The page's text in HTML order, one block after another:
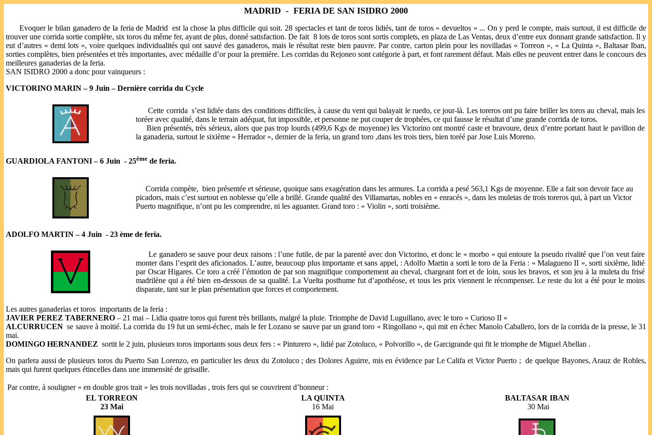
MADRID - FERIA DE SAN ISIDRO 2000
Evoquer le bilan ganadero de la feria de Madrid est la chose la plus difficile qui soit. 28 spectacles et tant de toros lidiés, tant de toros « devueltos » ... On y perd le compte, mais surtout, il est difficile de
trouver une corrida sortie complète, six toros du même fer, ayant de plus, donné satisfaction. De fait 8 lots de toros sont sortis complets, en plaza de Las Ventas, deux d’entre eux donnant grande satisfaction. Il y
eut d’autres « demi lots », voire quelques individualités qui ont sauvé des ganaderos, mais le résultat reste bien pauvre. Par contre, carton plein pour les novilladas « Torreon », « La Quinta », Baltasar Iban,
sorties complètes, bien présentées et très importantes, avec médaille d’or pour la première. Les corridas du Rejoneo sont catégorie à part, et font rarement défaut. Mais elles ne peuvent entrer dans le concours des
meilleures ganaderias de la feria.
SAN ISIDRO 2000 a donc pour vainqueurs :
VICTORINO MARIN – 9 Juin – Dernière corrida du Cycle
Cette corrida s’est lidiée dans des conditions difficiles, à cause du vent qui balayait le ruedo, ce jour-là. Les toreros ont pu faire briller les toros au cheval, mais les
toréer avec qualité, dans le terrain adéquat, fut impossible, et personne ne put couper de trophées, ce qui fausse le résultat d’une grande corrida de toros.
Bien présentés, très sérieux, alors que pas trop lourds (499,6 Kgs de moyenne) les Victorino ont montré caste et bravoure, deux d’entre portant haut le pavillon de
la ganaderia, surtout le sixième « Herrador », dernier de la feria, un grand toro ,dans les trois tiers, bien toréé par Jose Luis Moreno.
GUARDIOLA FANTONI – 6 Juin - 25ème de feria.
Corrida compète, bien présentée et sérieuse, quoique sans exagération dans les armures. La corrida a pesé 563,1 Kgs de moyenne. Elle a fait son devoir face au
picadors, mais c’est surtout en noblesse qu’elle a brillé. Grande qualité des Villamartas, nobles en « enracés », dans les muletas de trois toreros qui, à part un Victor
Puerto magnifique, n’ont pu les comprendre, ni les aguanter. Grand toro : « Violin », sorti troisième.
ADOLFO MARTIN – 4 Juin - 23 ème de feria.
Le ganadero se sauve pour deux raisons : l’une futile, de par la parenté avec don Victorino, et donc le « morbo » qui entoure la pseudo rivalité que l’on veut faire
monter dans l’esprit des aficionados. L’autre, beaucoup plus importante et sans appel, : Adolfo Martin a sorti le toro de la Feria : « Malagueno II », sorti sixième, lidié
par Oscar Higares. Ce toro a créé l’émotion de par son magnifique comportement au cheval, chargeant fort et de loin, sous les bravos, et son jeu à la muleta du frisé
madrilène qui a été bien en-dessous de sa qualité. La Vuelta posthume fut d’apothéose, et tous les prix viennent le récompenser. Le reste du lot a été pour le moins
disparate, tant sur le plan présentation que forces et comportement.
Les autres ganaderias et toros importants de la feria :
JAVIER PEREZ TABERNERO – 21 mai – Lidia quatre toros qui furent très brillants, malgré la pluie. Triomphe de David Luguillano, avec le toro « Curioso II »
ALCURRUCEN se sauve à moitié. La corrida du 19 fut un semi-échec, mais le fer Lozano se sauve par un grand toro « Ringollano », qui mit en échec Manolo Caballero, lors de la corrida de la presse, le 31
mai.
DOMINGO HERNANDEZ sortit le 2 juin, plusieurs toros importants sous deux fers : « Pinturero », lidié par Zotoluco, « Polvorillo », de Garcigrande qui fit le triomphe de Miguel Abellan .
On parlera aussi de plusieurs toros du Puerto San Lorenzo, en particulier les deux du Zotoluco ; des Dolores Aguirre, mis en évidence par Le Califa et Victor Puerto ; de quelque Bayones, Arauz de Robles,
mais qui furent quelques étincelles dans une immensité de grisaille.
Par contre, à souligner « en double gros trait » les trois novilladas , trois fers qui se couvrirent d’honneur :
EL TORREON
23 Mai
LA QUINTA
16 Mai
BALTASAR IBAN
30 Mai